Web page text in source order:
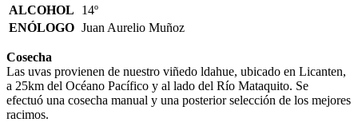
ALCOHOL
14º
ENÓLOGO Juan Aurelio Muñoz
Cosecha
Las uvas provienen de nuestro viñedo ldahue, ubicado en Licanten,
a 25km del Océano Pacífico y al lado del Río Mataquito. Se
efectuó una cosecha­ manual y una posterior selección de los mejores
racimos.